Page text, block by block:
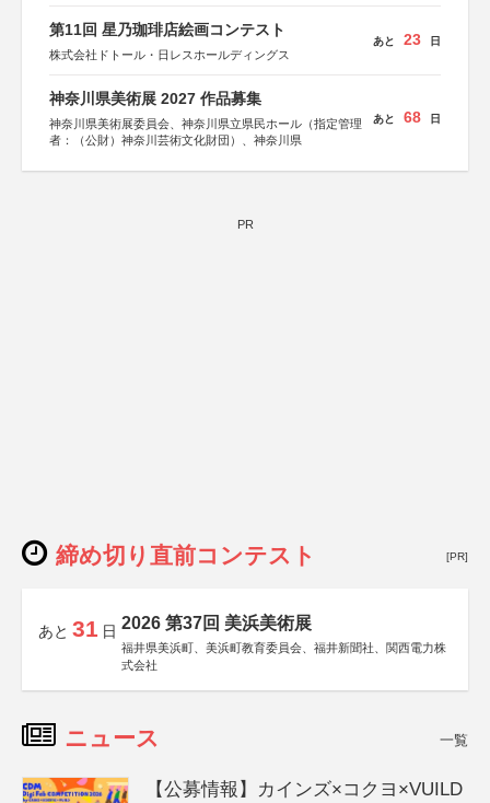
第11回 星乃珈琲店絵画コンテスト
株式会社ドトール・日レスホールディングス
あと 23 日
神奈川県美術展 2027 作品募集
神奈川県美術展委員会、神奈川県立県民ホール（指定管理
者：（公財）神奈川芸術文化財団）、神奈川県
あと 68 日
PR
締め切り直前コンテスト [PR]
あと 31 日 2026 第37回 美浜美術展
福井県美浜町、美浜町教育委員会、福井新聞社、関西電力株
式会社
ニュース 一覧
【公募情報】カインズ×コクヨ×VUILD